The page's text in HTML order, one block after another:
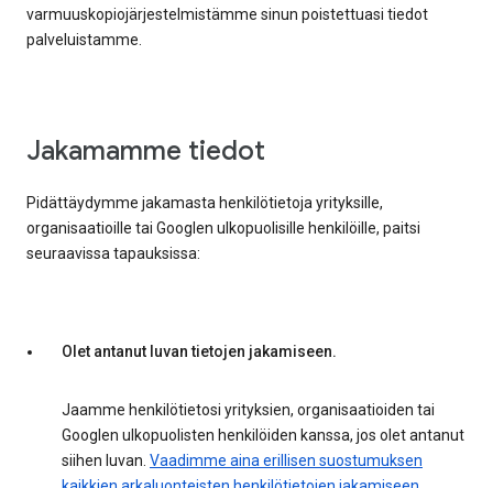
varmuuskopiojärjestelmistämme sinun poistettuasi tiedot
palveluistamme.
Jakamamme tiedot
Pidättäydymme jakamasta henkilötietoja yrityksille,
organisaatioille tai Googlen ulkopuolisille henkilöille, paitsi
seuraavissa tapauksissa:
Olet antanut luvan tietojen jakamiseen.
Jaamme henkilötietosi yrityksien, organisaatioiden tai
Googlen ulkopuolisten henkilöiden kanssa, jos olet antanut
siihen luvan. Vaadimme aina erillisen suostumuksen